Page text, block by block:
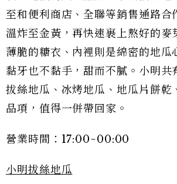
至和便利商店、全聯等銷售通路合
溫炸至金黃，再快速裹上熬好的麥
薄脆的糖衣、內裡則是綿密的地瓜
黏牙也不黏手，甜而不膩。小明共
拔絲地瓜、冰烤地瓜、地瓜片餅乾
品項，值得一併帶回家。
營業時間：17:00~00:00
小明拔絲地瓜